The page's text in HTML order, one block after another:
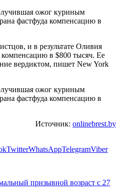
и в результате Оливия
в $800 тысяч. Ее
вердиктом, пишет New York
Источник: onlinebrest.by
TwitterWhatsAppTelegramViber
призывной возраст с 27